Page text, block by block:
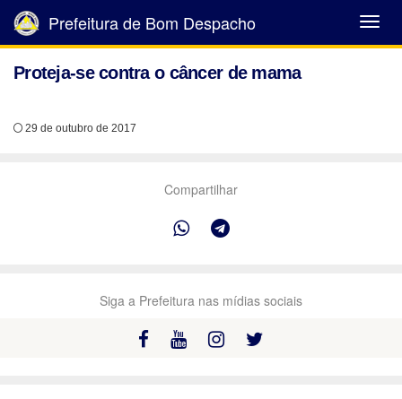
Abrir
Menu
Prefeitura de Bom Despacho
Proteja-se contra o câncer de mama
29 de outubro de 2017
Compartilhar
Siga a Prefeitura nas mídias sociais